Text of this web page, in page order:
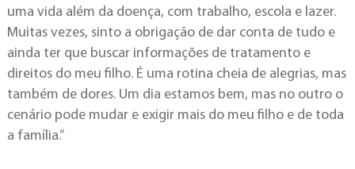
uma vida além da doença, com trabalho, escola e lazer.
Muitas vezes, sinto a obrigação de dar conta de tudo e
ainda ter que buscar informações de tratamento e
direitos do meu filho. É uma rotina cheia de alegrias, mas
também de dores. Um dia estamos bem, mas no outro o
cenário pode mudar e exigir mais do meu filho e de toda
a família.”